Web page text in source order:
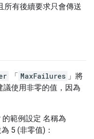
所有後續要求只會傳送
「 MaxFailures 」將
議使用非零的值，因為
範例設定 名稱為
5 (非零值)：